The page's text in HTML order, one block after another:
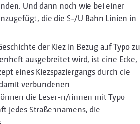
Und dann noch wie bei einer
die die S-/U Bahn Linien in
der Kiez in Bezug auf Typo zu
ausgebreitet wird, ist eine Ecke,
eines Kiezspaziergangs durch die
verbundenen
die Leser-n/rinnen mit Typo
jedes Straßennamens, die